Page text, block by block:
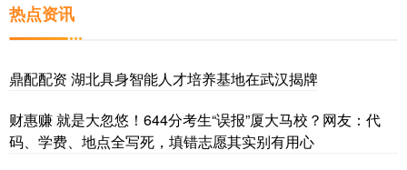
热点资讯
鼎配配资 湖北具身智能人才培养基地在武汉揭牌
财惠赚 就是大忽悠！644分考生“误报”厦大马校？网友：代
码、学费、地点全写死，填错志愿其实别有用心